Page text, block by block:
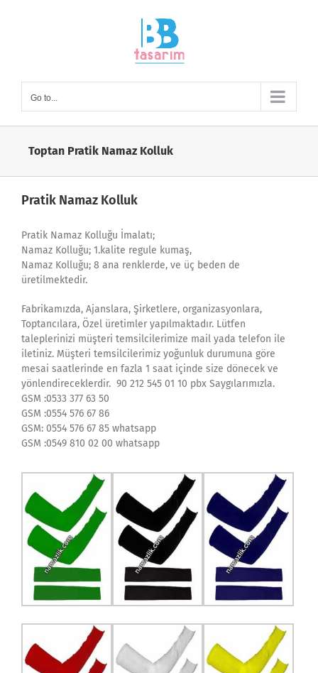
Go to...
Toptan Pratik Namaz Kolluk
Pratik Namaz Kolluk
Pratik Namaz Kolluğu İmalatı;
Namaz Kolluğu; 1.kalite regule kumaş,
Namaz Kolluğu; 8 ana renklerde, ve üç beden de
üretilmektedir.
Fabrikamızda, Ajanslara, Şirketlere, organizasyonlara,
Toptancılara, Özel üretimler yapılmaktadır. Lütfen
taleplerinizi müşteri temsilcilerimize mail yada telefon ile
iletiniz. Müşteri temsilcilerimiz yoğunluk durumuna göre
mesai saatlerinde en fazla 1 saat içinde size dönecek ve
yönlendireceklerdir. 90 212 545 01 10 pbx Saygılarımızla.
GSM :0533 377 63 50
GSM :0554 576 67 86
GSM: 0554 576 67 85 whatsapp
GSM :0549 810 02 00 whatsapp